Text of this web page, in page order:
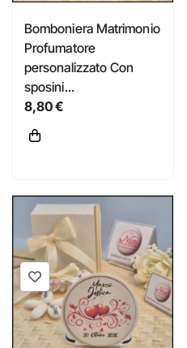
Bomboniera Matrimonio
Profumatore
personalizzato Con
sposini...
8,80 €